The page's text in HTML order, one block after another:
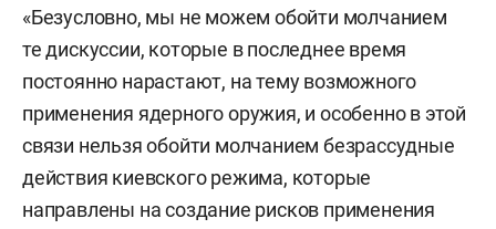
«Безусловно, мы не можем обойти молчанием
те дискуссии, которые в последнее время
постоянно нарастают, на тему возможного
применения ядерного оружия, и особенно в этой
связи нельзя обойти молчанием безрассудные
действия киевского режима, которые
направлены на создание рисков применения